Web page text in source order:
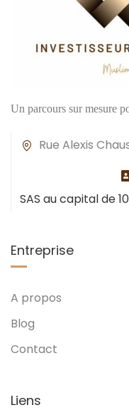
Un parcours sur mesure
Rue Alexis
SAS au capital de
Entreprise
A propos
Blog
Contact
Liens